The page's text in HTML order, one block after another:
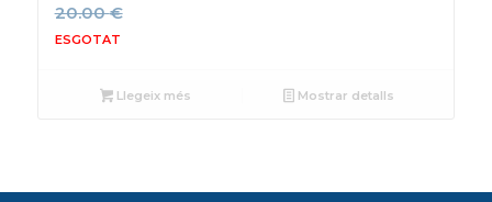
20.00€
Llegeix més Mostrar detalls